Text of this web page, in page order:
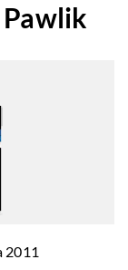
Pawlik
2011